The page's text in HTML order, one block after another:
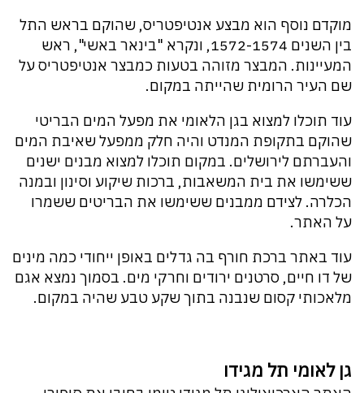
מוקדם נוסף הוא מבצע אנטיפטריס, שהוקם בראש התל
בין השנים 1572-1574, ונקרא "בינאר באשי", ראש
המעיינות. המבצר מזוהה בטעות כמבצר אנטיפטריס על
שם העיר הרומית שהייתה במקום.
עוד תוכלו למצוא בגן הלאומי את מפעל המים הבריטי
שהוקם בתקופת המנדט והיה חלק ממפעל שאיבת המים
והעברתם לירושלים. במקום תוכלו למצוא מבנים ישנים
ששימשו את בית המשאבות, ברכות שיקוע וסינון ובמנה
הכלרה. לצידם ממבנים ששימשו את הבריטים ששמרו
על האתר.
עוד באתר ברכת חורף בה גדלים באופן ייחודי כמה מינים
של דו חיים, סרטנים ירודים וחרקי מים. בסמוך נמצא אגם
מלאכותי קסום שנבנה בתוך שקע טבע שהיה במקום.
גן לאומי תל מגידו